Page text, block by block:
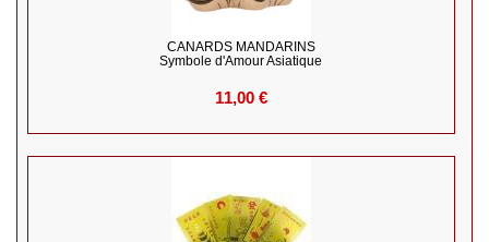
CANARDS MANDARINS
Symbole d'Amour Asiatique
11,00 €